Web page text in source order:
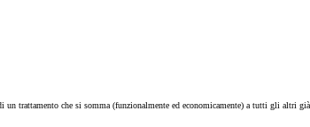
trattamento che si somma (funzionalmente ed economicamente) a tutti gli altri